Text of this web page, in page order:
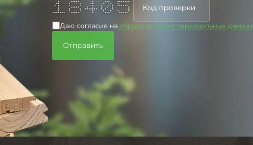
* ***** * *** *******
** * * ** * * *
* * * * * * * * * ******
* ***** * * * * * *
* * * ******* * * * *
* * * * * * * *
******* ***** * *** *****
Даю согласие на обработку моих персональных данных